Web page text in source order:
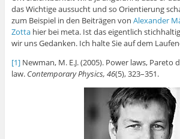
das Wichtige aussucht und so Orientierung
zum Beispiel in den Beiträgen von Alexander
Zottahier bei meta. Ist das eigentlich
wir uns Gedanken. Ich halte Sie auf dem
[1]Newman, M. E.J. (2005). Power laws, Pareto
law. Contemporary Physics, 46(5), 323–351.